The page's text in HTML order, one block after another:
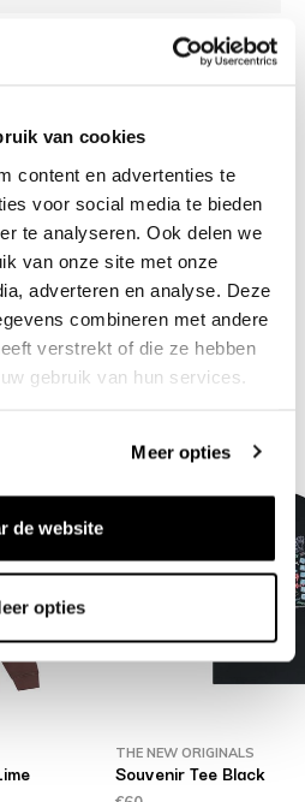
van cookies
content en advertenties te
voor social media te bieden
te analyseren. Ook delen we
van onze site met onze
adverteren en analyse. Deze
combineren met andere
verstrekt of die ze hebben
gebruik van hun services.
Meer opties
de website
opties
to help
Whatsapp
products
THE NEW ORIGINALS
Souvenir Tee Black